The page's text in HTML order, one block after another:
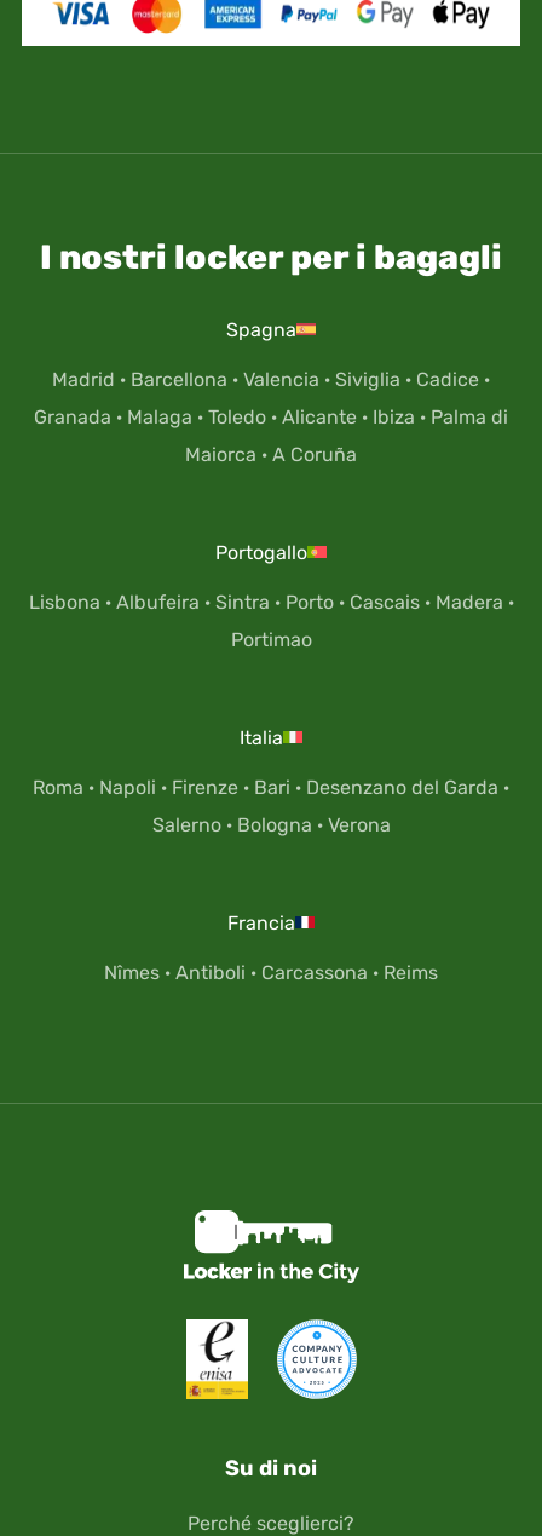
eventuale perdita.
I nostri locker per i bagagli
Spagna
Madrid · Barcellona · Valencia · Siviglia · Cadice ·
Granada · Malaga · Toledo · Alicante · Ibiza · Palma di
Maiorca · A Coruña
Portogallo
Lisbona · Albufeira · Sintra · Porto· Cascais· Madera ·
Portimao
Italia
Roma · Napoli · Firenze · Bari · Desenzano del Garda ·
Salerno· Bologna · Verona
Francia
Nîmes · Antiboli · Carcassona · Reims
Su di noi
Perché sceglierci?